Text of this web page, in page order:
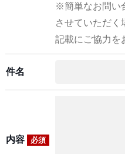
※簡単なお問い
させていただく
記載にご協力を
件名
内容 必須